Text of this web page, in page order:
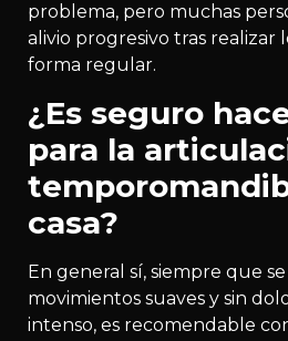
problema, pero muchas
alivio progresivo tras realizar
forma regular.
¿Es seguro
para la
casa?
En general sí, siempre que
movimientos suaves y sin
intenso, es recomendable